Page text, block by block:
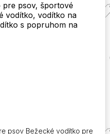
pre psov, športové
vodítko, vodítko na
s popruhom na
psov Bežecké vodítko pre